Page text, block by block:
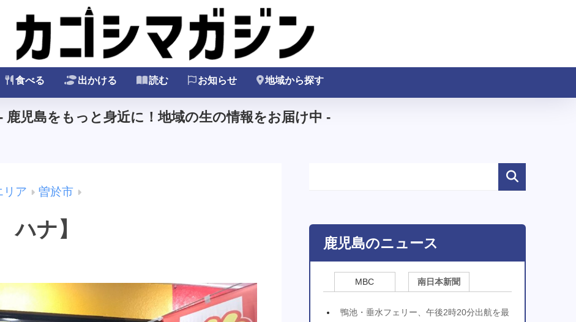
食べる 出かける 読む お知らせ 地域から探す
鹿児島をもっと身近に！地域の生の情報をお届け中 -
リア 曽於市
ハナ】
鹿児島のニュース
MBC 南日本新聞
鴨池・垂水フェリー、午後2時20分出航を最